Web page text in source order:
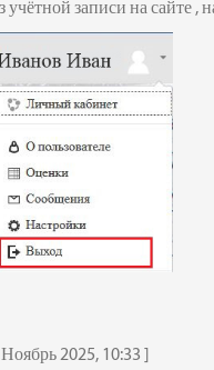
записи на сайте ,
2025, 10:33 ]